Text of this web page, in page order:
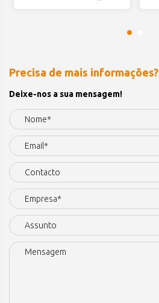
Precisa de mais informações?
Deixe-nos a sua mensagem!